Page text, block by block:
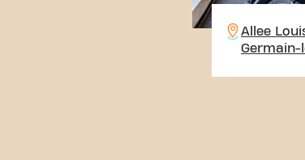
Allee
Germain-